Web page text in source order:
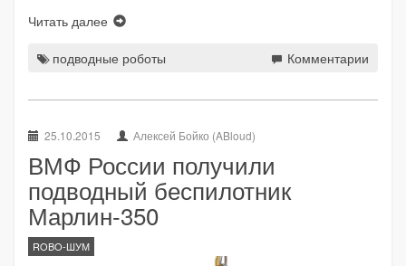
Читать далее
подводные роботы Комментарии
25.10.2015 Алексей Бойко (ABloud)
ВМФ России получили
подводный беспилотник
Марлин-350
ROBO-ШУМ